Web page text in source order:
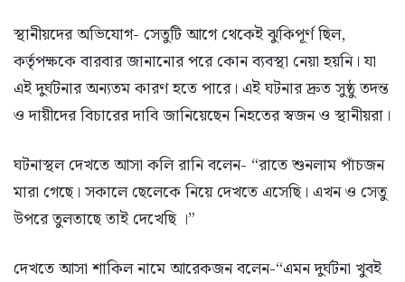
স্থানীয়দের অভিযোগ- সেতুটি আগে থেকেই ঝুকিপূর্ণ ছিল,
কর্তৃপক্ষকে বারবার জানানোর পরে কোন ব্যবস্থা নেয়া হয়নি। যা
এই দুর্ঘটনার অন্যতম কারণ হতে পারে। এই ঘটনার দ্রুত সুষ্ঠু তদন্ত
ও দায়ীদের বিচারের দাবি জানিয়েছেন নিহতের স্বজন ও স্থানীয়রা।
ঘটনাস্থল দেখতে আসা কলি রানি বলেন- “রাতে শুনলাম পাঁচজন
মারা গেছে। সকালে ছেলেকে নিয়ে দেখতে এসেছি। এখন ও সেতু
উপরে তুলতাছে তাই দেখেছি ।”
দেখতে আসা শাকিল নামে আরেকজন বলেন-“এমন দুর্ঘটনা খুবই